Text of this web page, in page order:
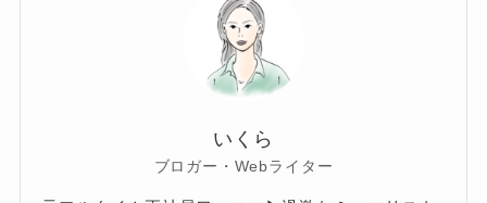
いくら
ブロガー・Webライター